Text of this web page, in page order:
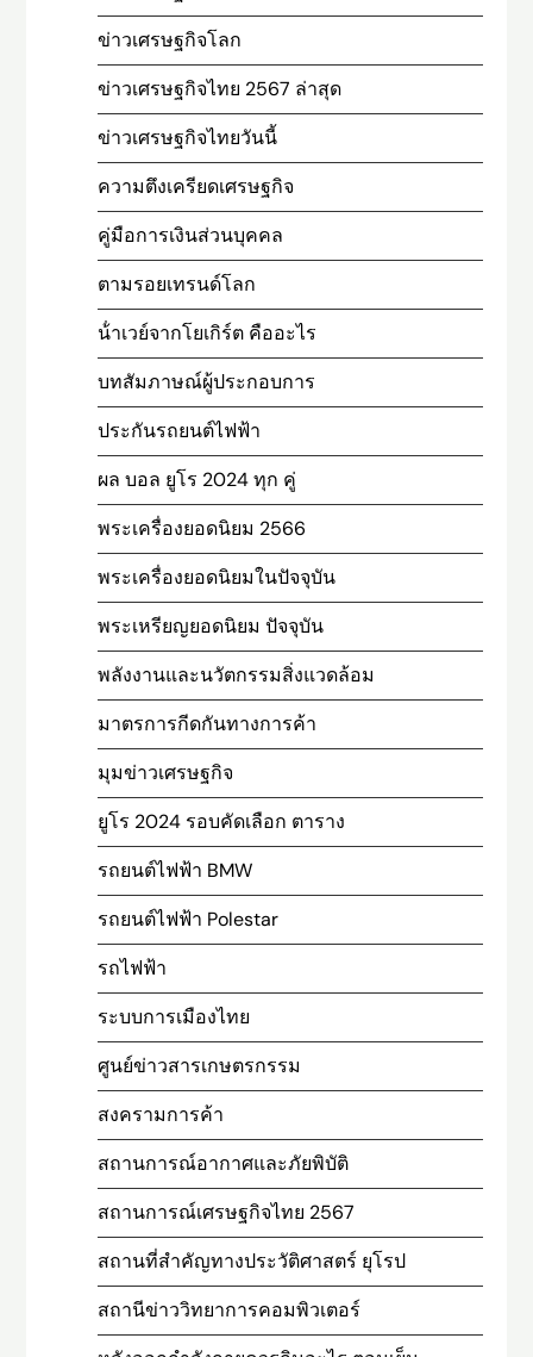
ข่าวเศรษฐกิจโลก
ข่าวเศรษฐกิจไทย 2567 ล่าสุด
ข่าวเศรษฐกิจไทยวันนี้
ความตึงเครียดเศรษฐกิจ
คู่มือการเงินส่วนบุคคล
ตามรอยเทรนด์โลก
น้ําเวย์จากโยเกิร์ต คืออะไร
บทสัมภาษณ์ผู้ประกอบการ
ประกันรถยนต์ไฟฟ้า
ผล บอล ยูโร 2024 ทุก คู่
พระเครื่องยอดนิยม 2566
พระเครื่องยอดนิยมในปัจจุบัน
พระเหรียญยอดนิยม ปัจจุบัน
พลังงานและนวัตกรรมสิ่งแวดล้อม
มาตรการกีดกันทางการค้า
มุมข่าวเศรษฐกิจ
ยูโร 2024 รอบคัดเลือก ตาราง
รถยนต์ไฟฟ้า BMW
รถยนต์ไฟฟ้า Polestar
รถไฟฟ้า
ระบบการเมืองไทย
ศูนย์ข่าวสารเกษตรกรรม
สงครามการค้า
สถานการณ์อากาศและภัยพิบัติ
สถานการณ์เศรษฐกิจไทย 2567
สถานที่สําคัญทางประวัติศาสตร์ ยุโรป
สถานีข่าววิทยาการคอมพิวเตอร์